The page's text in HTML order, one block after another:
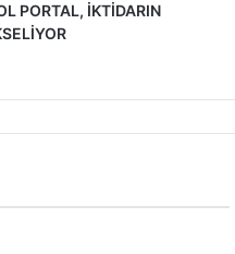
PORTAL, İKTİDARIN